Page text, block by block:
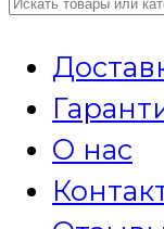
О нас